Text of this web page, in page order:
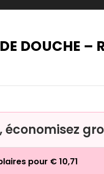
DOUCHE –
économisez
pour € 10,71